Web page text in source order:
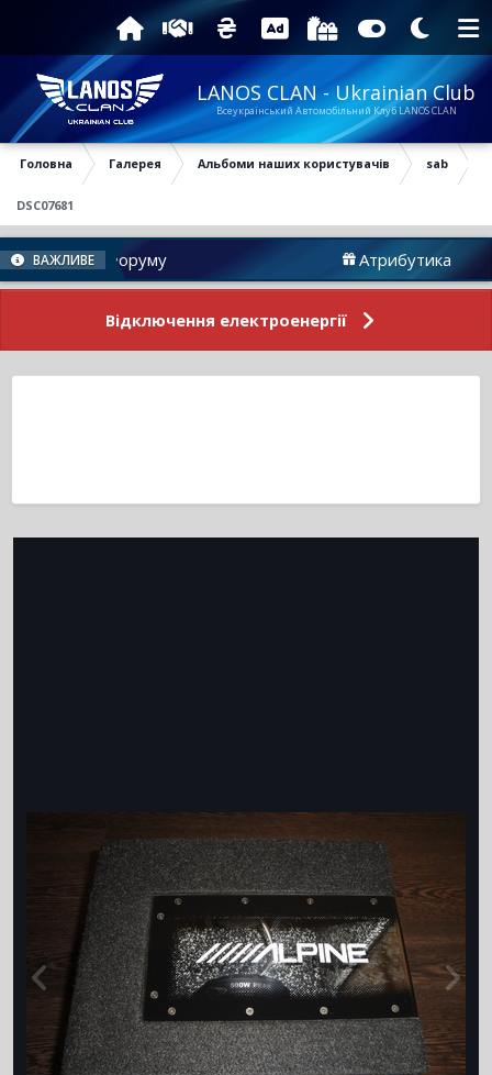
LANOS CLAN - Ukrainian Club
Всеукраїнський Автомобільний Клуб LANOS CLAN
Головна Галерея Альбоми наших користувачів sab
DSC07681
ВАЖЛИВЕ
Новини Форуму Атрибутика
Відключення електроенергії